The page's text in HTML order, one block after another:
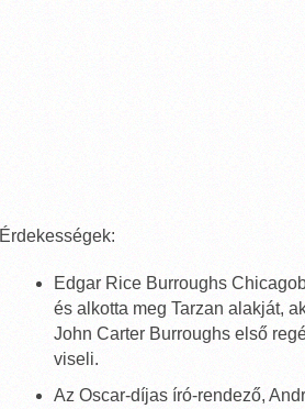
Érdekességek:
Edgar Rice Burroughs
és alkotta meg Tarzan alakját,
John Carter Burroughs első
viseli.
Az Oscar-díjas író-rendező,